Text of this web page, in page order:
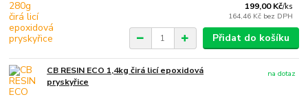
199,00 Kč/ks
164,46 Kč bez DPH
Přidat do košíku
CB RESIN ECO 1,4kg čirá licí epoxidová
pryskyřice
na dotaz